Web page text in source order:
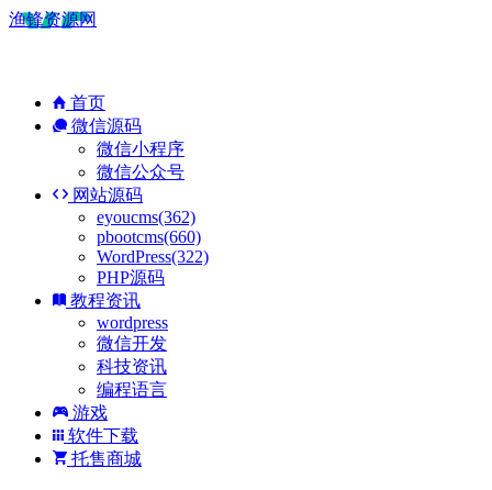
渔锋资源网
首页
微信源码
微信小程序
微信公众号
网站源码
eyoucms(362)
pbootcms(660)
WordPress(322)
PHP源码
教程资讯
wordpress
微信开发
科技资讯
编程语言
游戏
软件下载
托售商城